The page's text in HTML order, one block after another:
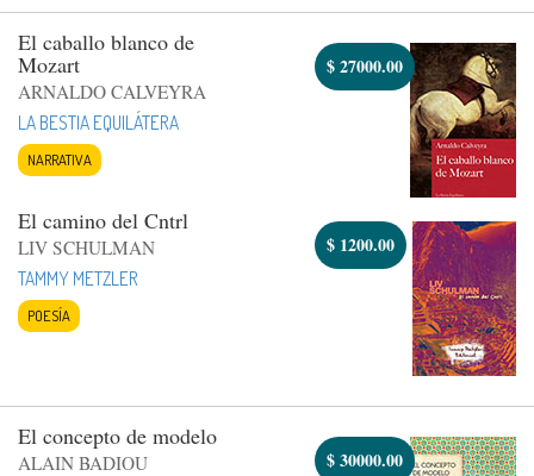
El caballo blanco de
Mozart
ARNALDO CALVEYRA
LA BESTIA EQUILÁTERA
NARRATIVA
$27000.00
El camino del Cntrl
LIV SCHULMAN
TAMMY METZLER
POESÍA
$ 1200.00
El concepto de modelo
ALAIN BADIOU
$30000.00